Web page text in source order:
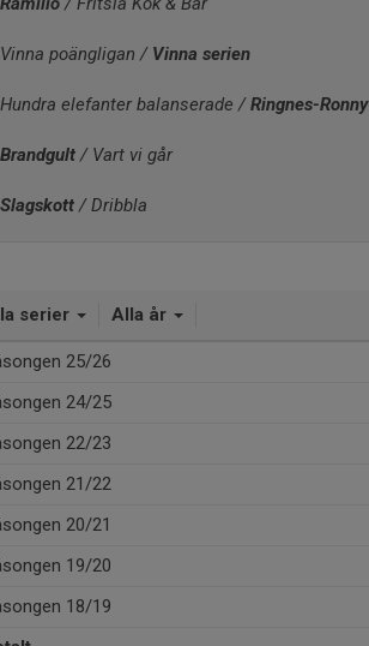
Vinna poängligan / Vinna serien
Hundra elefanter balanserade / Ringnes-Ronny
Brandgult / Vart vi går
Slagskott / Dribbla
serier Alla år
25/26
24/25
22/23
21/22
20/21
19/20
18/19